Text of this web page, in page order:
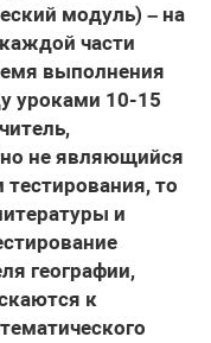
модуль) – на
части
выполнения
уроками 10-15
не являющийся
то
и
географии,
к